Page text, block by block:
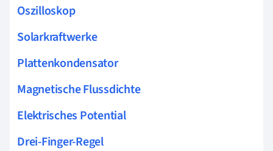
Oszilloskop
Solarkraftwerke
Plattenkondensator
Magnetische Flussdichte
Elektrisches Potential
Drei-Finger-Regel